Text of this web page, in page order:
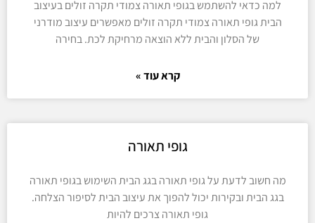
למה כדאי להשתמש בגופי תאורה צמודי תקרה זולים בעיצוב
הבית גופי תאורה צמודי תקרה זולים מאפשרים עיצוב מודרני
של הסלון והבית ללא הוצאה מרחיקת לכת. בחירה
קרא עוד »
גופי תאורה
מה חשוב לדעת על גופי תאורה בגג הבית השימוש בגופי תאורה
בגג הבית ובקירות יכול להפוך את עיצוב הבית לסיפור הצלחה.
גופי תאורה צרכים להיות